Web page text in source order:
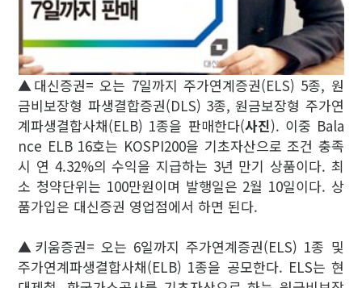
▲대신증권= 오는 7일까지 주가연계증권(ELS) 5종, 원
금비보장형 파생결합증권(DLS) 3종, 원금보장형 주가연
계파생결합사채(ELB) 1종을 판매한다(사진). 이중 Bala
nce ELB 16호는 KOSPI200을 기초자산으로 조건 충족
시 연 4.32%의 수익을 지급하는 3년 만기 상품이다. 최
소 청약단위는 100만원이며 발행일은 2월 10일이다. 상
품가입은 대신증권 영업점에서 하면 된다.
▲키움증권= 오는 6일까지 주가연계증권(ELS) 1종 및
주가연계파생결합사채(ELB) 1종을 공모한다. ELS는 현